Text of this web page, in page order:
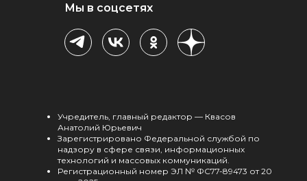
Мы в соцсетях
Учредитель, главный редактор — Квасов
Анатолий Юрьевич
Зарегистрировано Федеральной службой по
надзору в сфере связи, информационных
технологий и массовых коммуникаций.
Регистрационный номер ЭЛ № ФС77-89473 от 20